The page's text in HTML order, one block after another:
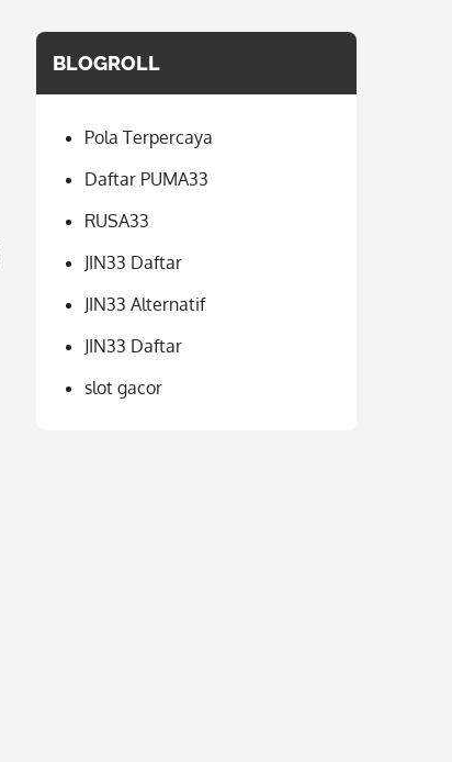
BLOGROLL
Pola Terpercaya
Daftar PUMA33
RUSA33
JIN33 Daftar
JIN33 Alternatif
JIN33 Daftar
slot gacor